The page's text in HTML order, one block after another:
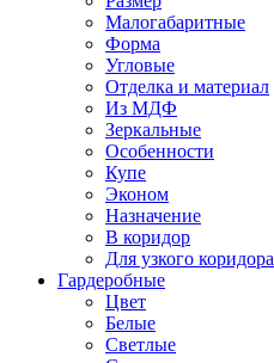
Малогабаритные
Форма
Угловые
Отделка и материал
Из МДФ
Зеркальные
Особенности
Купе
Эконом
Назначение
В коридор
Для узкого коридора
Гардеробные
Цвет
Белые
Светлые